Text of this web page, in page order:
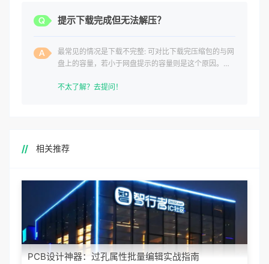
提示下载完成但无法解压？
最常见的情况是下载不完整: 可对比下载完压缩包的与网
盘上的容量，若小于网盘提示的容量则是这个原因。这
不太了解？去提问！
相关推荐
PCB设计神器：过孔属性批量编辑实战指南